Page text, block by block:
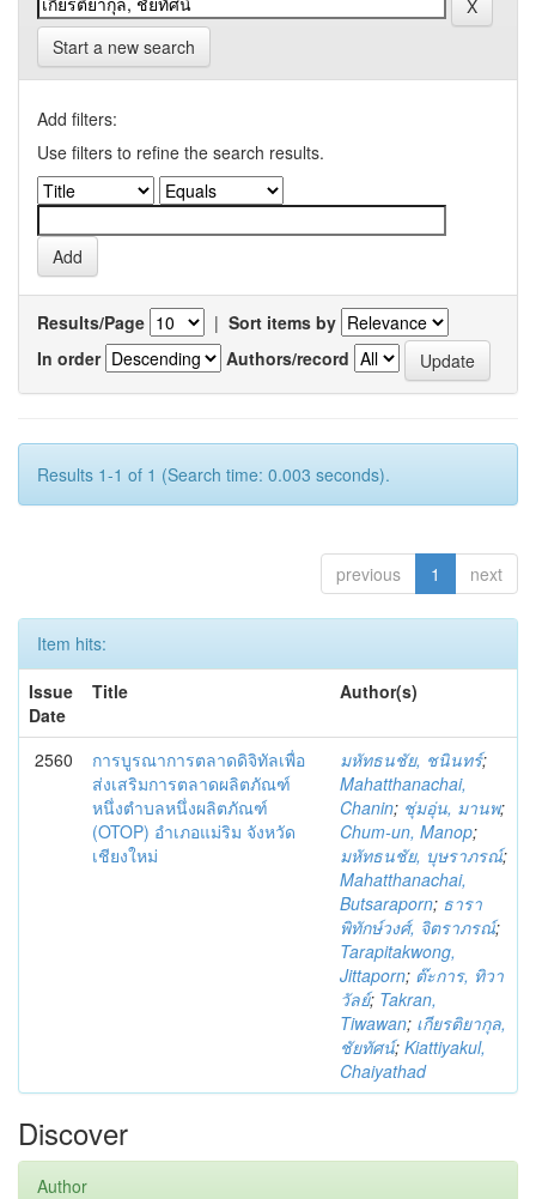
Start a new search
Add filters:
Use filters to refine the search results.
Results/Page | Sort items by
In order
Authors/record
Results 1-1 of 1 (Search time: 0.003 seconds).
previous 1 next
Item hits:
Issue
Date
Title Author(s)
2560
การบูรณาการตลาดดิจิทัลเพื่อ
ส่งเสริมการตลาดผลิตภัณฑ์
หนึ่งตำบลหนึ่งผลิตภัณฑ์
(OTOP) อำเภอแม่ริม จังหวัด
เชียงใหม่
มหัทธนชัย, ชนินทร์;
Mahatthanachai,
Chanin; ชุ่มอุ่น, มานพ;
Chum-un, Manop;
มหัทธนชัย, บุษราภรณ์;
Mahatthanachai,
Butsaraporn; ธารา
พิทักษ์วงศ์, จิตราภรณ์;
Tarapitakwong,
Jittaporn; ต๊ะการ, ทิวา
วัลย์; Takran,
Tiwawan; เกียรติยากุล,
ชัยทัศน์; Kiattiyakul,
Chaiyathad
Discover
Author